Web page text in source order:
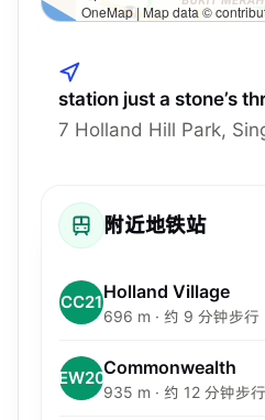
OneMap | Map data ©
station just a stone’s
附近地铁站
CC21Holland Village
696 m · 约 9 分钟步行
EW20Commonwealth
935 m · 约 12 分钟步行